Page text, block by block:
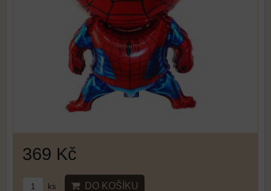
369 Kč
ks DO KOŠÍKU